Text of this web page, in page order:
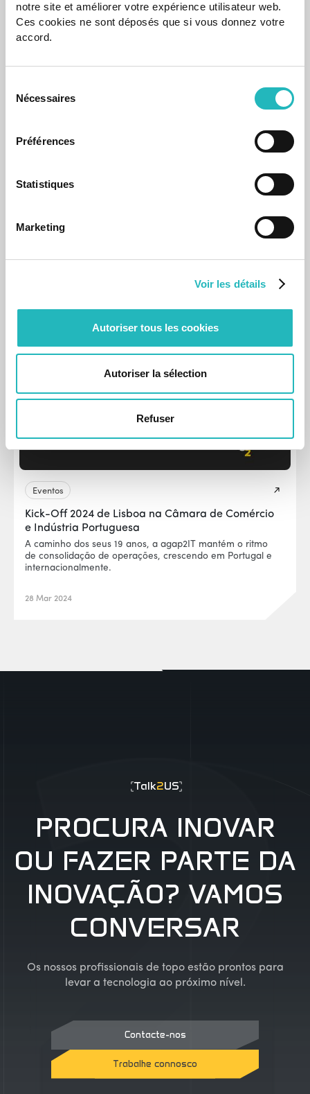
notre site et améliorer votre expérience utilisateur web.
Ces cookies ne sont déposés que si vous donnez votre
accord.
Nécessaires
Préférences
Statistiques
Marketing
Voir les détails
Autoriser tous les cookies
Autoriser la sélection
Refuser
23 Dec 2024
Highdome CTF: adrenalina, estratégia e talento
O nosso auditório de Lisboa transformou-se num vibrante
Eventos
Kick-Off 2024 de Lisboa na Câmara de Comércio
e Indústria Portuguesa
A caminho dos seus 19 anos, a agap2IT mantém o ritmo
de consolidação de operações, crescendo em Portugal e
internacionalmente.
28 Mar 2024
Talk2US
PROCURA INOVAR
OU FAZER PARTE DA
INOVAÇÃO? VAMOS
CONVERSAR
Os nossos profissionais de topo estão prontos para
levar a tecnologia ao próximo nível.
Contacte-nos
Contacte-nos
Trabalhe connosco